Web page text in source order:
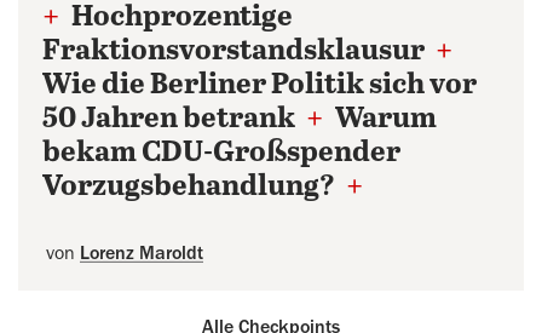
+ Hochprozentige
Fraktionsvorstandsklausur +
Wie die Berliner Politik sich vor
50 Jahren betrank + Warum
bekam CDU-Großspender
Vorzugsbehandlung? +
von Lorenz Maroldt
Alle Checkpoints